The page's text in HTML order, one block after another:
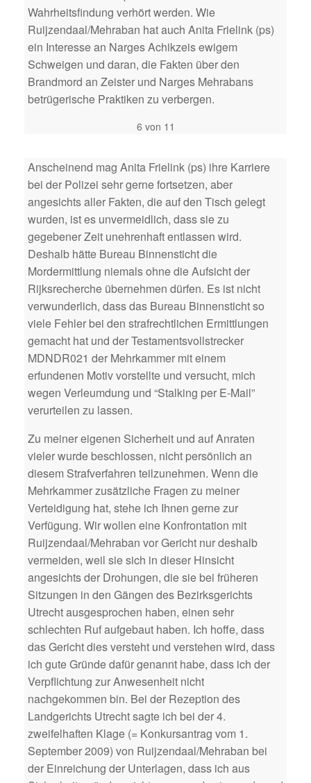
Wahrheitsfindung verhört werden. Wie
Ruijzendaal/Mehraban hat auch Anita Frielink (ps)
ein Interesse an Narges Achikzeis ewigem
Schweigen und daran, die Fakten über den
Brandmord an Zeister und Narges Mehrabans
betrügerische Praktiken zu verbergen.
6 von 11
Anscheinend mag Anita Frielink (ps) ihre Karriere
bei der Polizei sehr gerne fortsetzen, aber
angesichts aller Fakten, die auf den Tisch gelegt
wurden, ist es unvermeidlich, dass sie zu
gegebener Zeit unehrenhaft entlassen wird.
Deshalb hätte Bureau Binnensticht die
Mordermittlung niemals ohne die Aufsicht der
Rijksrecherche übernehmen dürfen. Es ist nicht
verwunderlich, dass das Bureau Binnensticht so
viele Fehler bei den strafrechtlichen Ermittlungen
gemacht hat und der Testamentsvollstrecker
MDNDR021 der Mehrkammer mit einem
erfundenen Motiv vorstellte und versucht, mich
wegen Verleumdung und “Stalking per E-Mail”
verurteilen zu lassen.
Zu meiner eigenen Sicherheit und auf Anraten
vieler wurde beschlossen, nicht persönlich an
diesem Strafverfahren teilzunehmen. Wenn die
Mehrkammer zusätzliche Fragen zu meiner
Verteidigung hat, stehe ich Ihnen gerne zur
Verfügung. Wir wollen eine Konfrontation mit
Ruijzendaal/Mehraban vor Gericht nur deshalb
vermeiden, weil sie sich in dieser Hinsicht
angesichts der Drohungen, die sie bei früheren
Sitzungen in den Gängen des Bezirksgerichts
Utrecht ausgesprochen haben, einen sehr
schlechten Ruf aufgebaut haben. Ich hoffe, dass
das Gericht dies versteht und verstehen wird, dass
ich gute Gründe dafür genannt habe, dass ich der
Verpflichtung zur Anwesenheit nicht
nachgekommen bin. Bei der Rezeption des
Landgerichts Utrecht sagte ich bei der 4.
zweifelhaften Klage (= Konkursantrag vom 1.
September 2009) von Ruijzendaal/Mehraban bei
der Einreichung der Unterlagen, dass ich aus